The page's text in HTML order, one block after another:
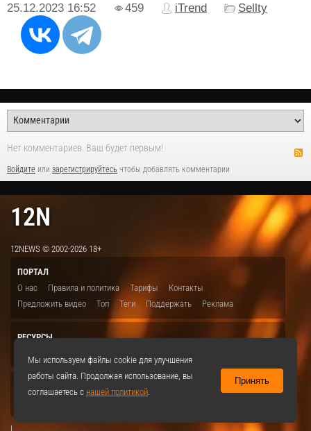
25.12.2023 16:52 459 iTrend Sellty
Нет комментариев. Ваш будет первым!
Войдите или зарегистрируйтесь чтобы добавлять комментарии
12N
12NEWS © 2002-2026 18+
ПОРТАЛ
О нас
Правила и политика Тарифы
Контакты
Предложить видео
Топ Теги Поддержать Реклама
РЕСУРСЫ
|
Мы используем файлы cookie для улучшения
работы сайта. Продолжая использование, вы
соглашаетесь с нашей политикой.
Принять